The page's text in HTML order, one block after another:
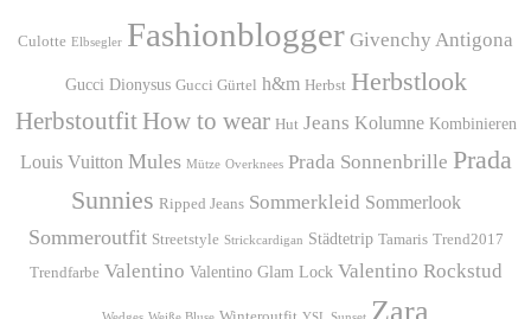
Culotte Elbsegler Fashionblogger Givenchy Antigona
Gucci Dionysus Gucci Gürtel h&m Herbst Herbstlook
Herbstoutfit How to wear Hut Jeans Kolumne Kombinieren
Louis Vuitton Mules Mütze Overknees Prada Sonnenbrille Prada
Sunnies Ripped Jeans Sommerkleid Sommerlook
Sommeroutfit Streetstyle Strickcardigan Städtetrip Tamaris Trend2017
Trendfarbe Valentino Valentino Glam Lock Valentino Rockstud
Zara